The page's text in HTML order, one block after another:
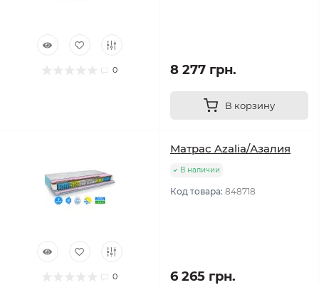
0 8 277 грн.
В корзину
0
Матрас Azalia/Азалия
В наличии
Код товара: 848718
6 265 грн.